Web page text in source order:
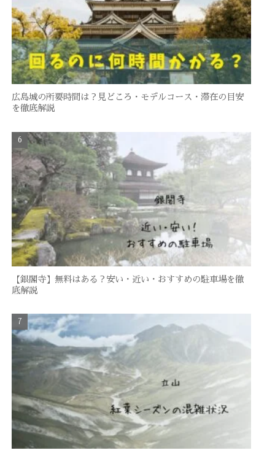
広島城の所要時間は？見どころ・モデルコース・滞在の目安
を徹底解説
【銀閣寺】無料はある？安い・近い・おすすめの駐車場を徹
底解説